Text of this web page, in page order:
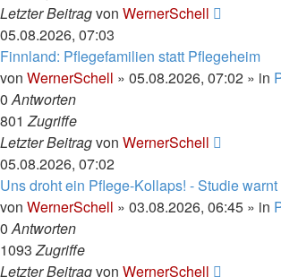
Letzter Beitragvon WernerSchell
05.08.2026, 07:03
Finnland: Pflegefamilien statt Pflegeheim
von WernerSchell » 05.08.2026, 07:02 » in
0Antworten
801Zugriffe
Letzter Beitragvon WernerSchell
05.08.2026, 07:02
Uns droht ein Pflege-Kollaps! - Studie
von WernerSchell » 03.08.2026, 06:45 » in
0Antworten
1093Zugriffe
Letzter Beitragvon WernerSchell